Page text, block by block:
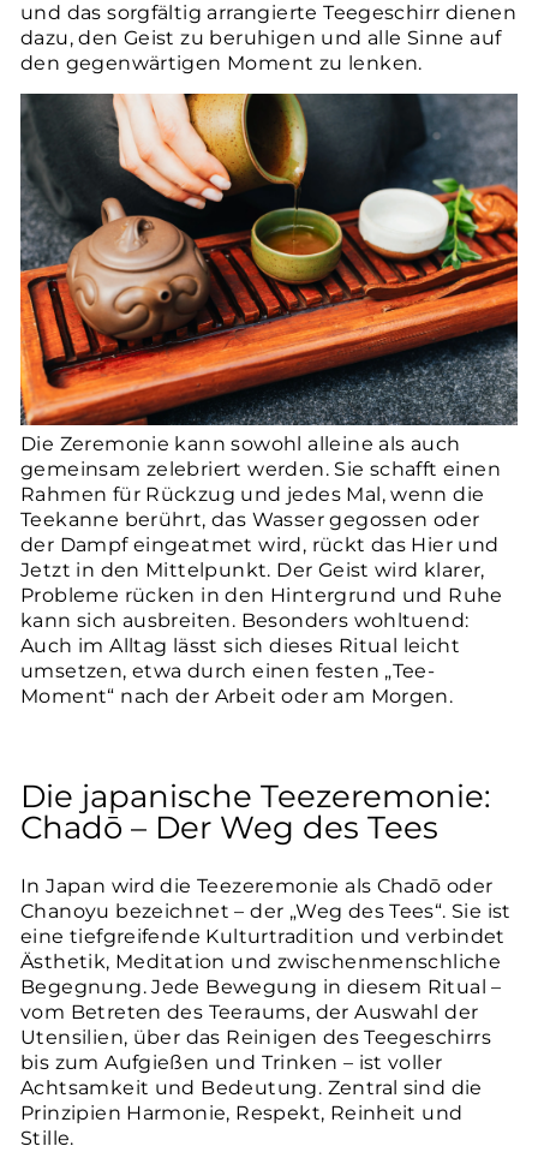
und das sorgfältig arrangierte Teegeschirr dienen
dazu, den Geist zu beruhigen und alle Sinne auf
den gegenwärtigen Moment zu lenken.
Die Zeremonie kann sowohl alleine als auch
gemeinsam zelebriert werden. Sie schafft einen
Rahmen für Rückzug und jedes Mal, wenn die
Teekanne berührt, das Wasser gegossen oder
der Dampf eingeatmet wird, rückt das Hier und
Jetzt in den Mittelpunkt. Der Geist wird klarer,
Probleme rücken in den Hintergrund und Ruhe
kann sich ausbreiten. Besonders wohltuend:
Auch im Alltag lässt sich dieses Ritual leicht
umsetzen, etwa durch einen festen „Tee-
Moment“ nach der Arbeit oder am Morgen.
Die japanische Teezeremonie:
Chadō – Der Weg des Tees
In Japan wird die Teezeremonie als Chadō oder
Chanoyu bezeichnet – der „Weg des Tees“. Sie ist
eine tiefgreifende Kulturtradition und verbindet
Ästhetik, Meditation und zwischenmenschliche
Begegnung. Jede Bewegung in diesem Ritual –
vom Betreten des Teeraums, der Auswahl der
Utensilien, über das Reinigen des Teegeschirrs
bis zum Aufgießen und Trinken – ist voller
Achtsamkeit und Bedeutung. Zentral sind die
Prinzipien Harmonie, Respekt, Reinheit und
Stille.